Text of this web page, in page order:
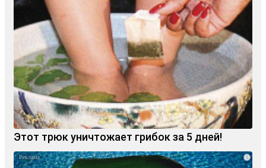
Этот трюк уничтожает грибок за 5 дней!
i